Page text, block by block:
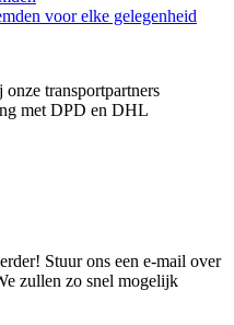
voor elke gelegenheid
transportpartners
met DPD en DHL
Stuur ons een e-mail over
zullen zo snel mogelijk